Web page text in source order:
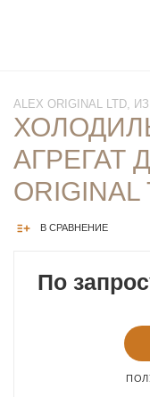
ALEX ORIGINAL LTD,
АГРЕГАТ
ORIGINAL
В СРАВНЕНИЕ
По